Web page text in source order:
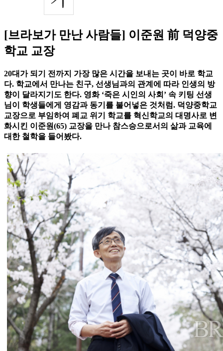
[브라보가 만난 사람들] 이준원 前 덕양중
학교 교장
20대가 되기 전까지 가장 많은 시간을 보내는 곳이 바로 학교
다. 학교에서 만나는 친구, 선생님과의 관계에 따라 인생의 방
향이 달라지기도 한다. 영화 ‘죽은 시인의 사회’ 속 키팅 선생
님이 학생들에게 영감과 동기를 불어넣은 것처럼. 덕양중학교
교장으로 부임하여 폐교 위기 학교를 혁신학교의 대명사로 변
화시킨 이준원(65) 교장을 만나 참스승으로서의 삶과 교육에
대한 철학을 들어봤다.